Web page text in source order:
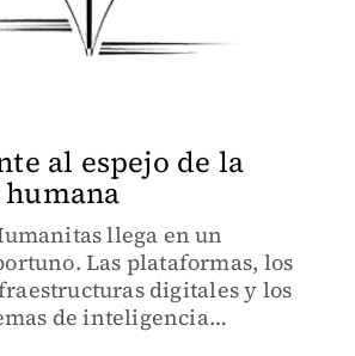
al espejo de la
llega en un
Las plataformas, los
digitales y los
de inteligencia